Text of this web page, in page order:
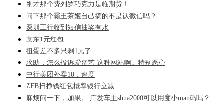
刚才那个费列罗巧克力是临期货！
问下那个霸王茶姬自己搞的不是认微信吗？
深圳工行收到短信抽奖有水
京东1元红包
扭蛋差不多只剩1元了
求助，怎么投诉爱奇艺 这种网站啊。特别恶心
中行美团外卖10，速度
ZFB扫挣钱红包概率银行立减
麻烦问一下，加果。 广发车主shua2000可以用度小man码吗？